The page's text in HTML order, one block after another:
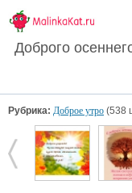
Доброго
Рубрика: Доброе утро (538